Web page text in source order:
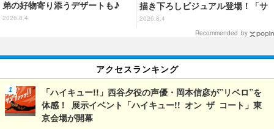
弟の好物寄り添うデザートも♪
「ジョイフル」コラボ第3弾・第4
2026.8.4
描き下ろしビジュアル登場！「サ
ンシャインシティプリンスホテ
ル」コラボ開催
2026.8.4
Recommended by
アクセスランキング
「ハイキュー!!」西谷夕役の声優・岡本信彦が”リベロ”を
体感！ 展示イベント「ハイキュー!! オン ザ コート」東
京会場が開幕